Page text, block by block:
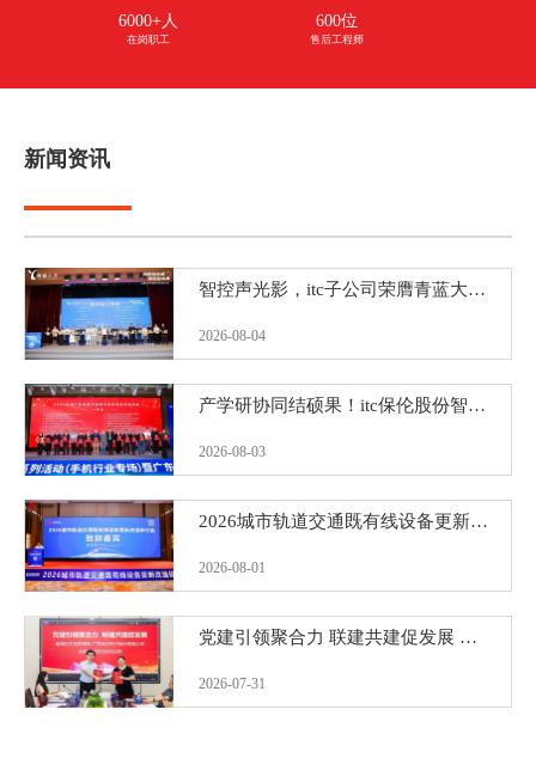
6000+人
在岗职工
600位
售后工程师
新闻资讯
智控声光影，itc子公司荣膺青蓝大赛三等奖
2026-08-04
产学研协同结硕果！itc保伦股份智能视讯技术赋能千行百业获省级表彰！
2026-08-03
2026城市轨道交通既有线设备更新改造研讨会圆满落幕！itc保伦股份赋能城市轨道交通智慧升级
2026-08-01
党建引领聚合力 联建共建促发展 ——番禺区应急管理局领导莅临itc保伦股份开展党建共建签约仪式
2026-07-31